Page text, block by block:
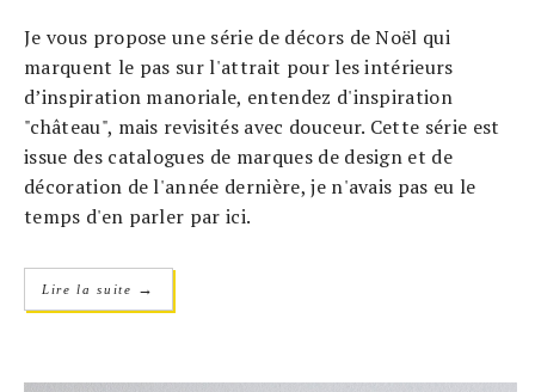
Je vous propose une série de décors de Noël qui
marquent le pas sur l'attrait pour les intérieurs
d’inspiration manoriale, entendez d'inspiration
"château", mais revisités avec douceur. Cette série est
issue des catalogues de marques de design et de
décoration de l'année dernière, je n'avais pas eu le
temps d'en parler par ici.
Lire la suite →